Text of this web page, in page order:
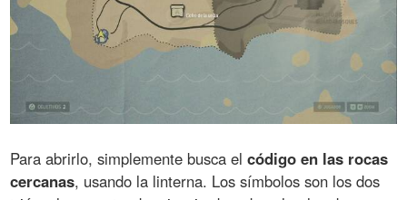
Para abrirlo, simplemente busca elcódigo en las rocas
cercanas, usando la linterna. Los símbolos son los dos